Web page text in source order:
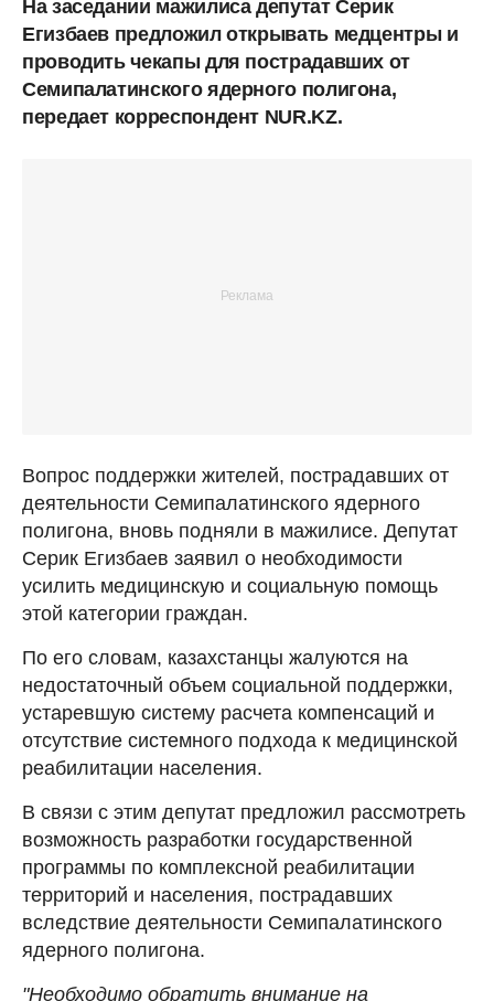
На заседании мажилиса депутат Серик
Егизбаев предложил открывать медцентры и
проводить чекапы для пострадавших от
Семипалатинского ядерного полигона,
передает корреспондент NUR.KZ.
Вопрос поддержки жителей, пострадавших от
деятельности Семипалатинского ядерного
полигона, вновь подняли в мажилисе. Депутат
Серик Егизбаев заявил о необходимости
усилить медицинскую и социальную помощь
этой категории граждан.
По его словам, казахстанцы жалуются на
недостаточный объем социальной поддержки,
устаревшую систему расчета компенсаций и
отсутствие системного подхода к медицинской
реабилитации населения.
В связи с этим депутат предложил рассмотреть
возможность разработки государственной
программы по комплексной реабилитации
территорий и населения, пострадавших
вследствие деятельности Семипалатинского
ядерного полигона.
"Необходимо обратить внимание на